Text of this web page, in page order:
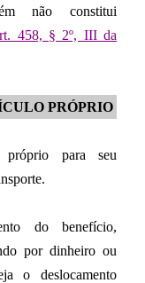
não constitui
458, § 2º, III da
PRÓPRIO
para seu
do benefício,
por dinheiro ou
o deslocamento